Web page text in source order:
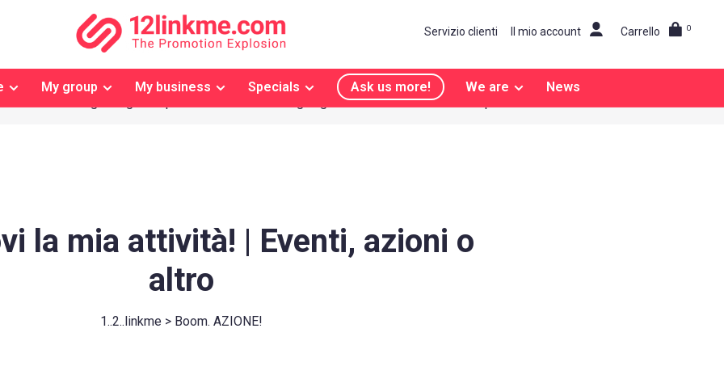
Servizio clienti Il mio account Carrello 0
My group My business Specials Ask us more! We are
News
Consegna gratuita Fatti notare esplosivo!
la mia attività! | Eventi, azioni o
altro
1..2..linkme > Boom. AZIONE!